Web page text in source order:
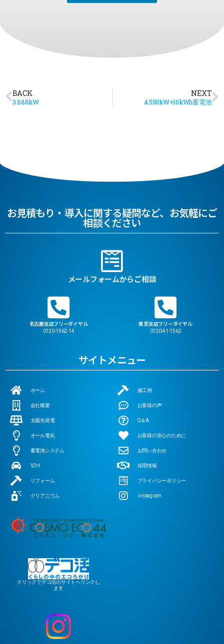
BACK
3.888kW
NEXT
4.550kW+10kWh蓄電池
お見積もり・導入に関する疑問など、お気軽にご
相談ください
メールフォームからご相談
名古屋支店フリーダイヤル
0120-1562-14
東京支店フリーダイヤル
0120-41-1562
サイトメニュー
ホーム
会社概要
太陽光発電
オール電化
蓄電池システム
V2H
リフォーム
クリアニウム
施工例
お客様の声
Q＆A
お客様の安心のために
お問い合わせ
採用情報
プライバシーポリシー
instagram
クリックでデコ活のサイトへリンクし
ます